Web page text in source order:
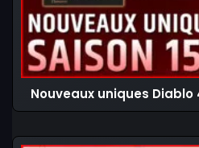
Nouveaux uniques Diablo